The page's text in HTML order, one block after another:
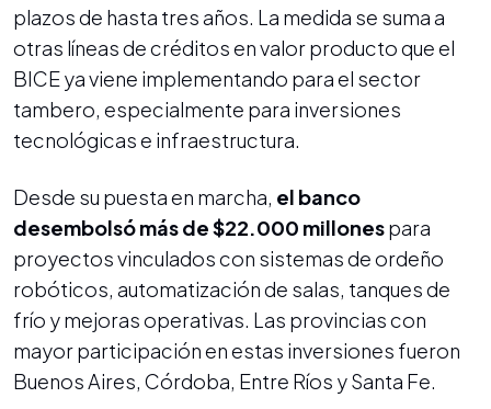
plazos de hasta tres años. La medida se suma a
otras líneas de créditos en valor producto que el
BICE ya viene implementando para el sector
tambero, especialmente para inversiones
tecnológicas e infraestructura.
Desde su puesta en marcha, el banco
desembolsó más de $22.000 millonespara
proyectos vinculados con sistemas de ordeño
robóticos, automatización de salas, tanques de
frío y mejoras operativas. Las provincias con
mayor participación en estas inversiones fueron
Buenos Aires, Córdoba, Entre Ríos y Santa Fe.